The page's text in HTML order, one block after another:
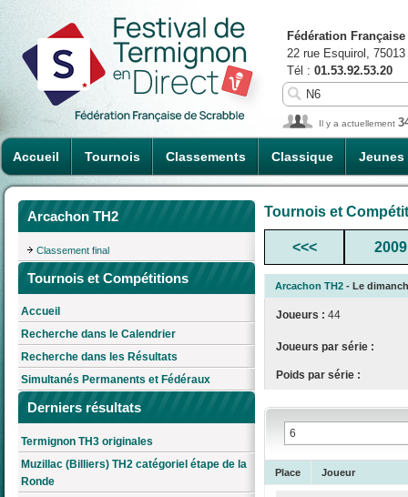
Accueil Tournois Classements Classique Jeunes
Fédération
22 rue Esquirol,
Tél : 01.53.92.53.20
Il y a actuellement
Arcachon TH2
Classement final
Tournois et Compétitions
Accueil
Recherche dans le Calendrier
Recherche dans les Résultats
Simultanés Permanents et Fédéraux
Derniers résultats
Termignon TH3 originales
Muzillac (Billiers) TH2 catégoriel étape de la
Ronde
Tournois et
<<< 2009
Arcachon TH2 - Le
Joueurs : 44
Joueurs par série :
Poids par série :
Place Joueur